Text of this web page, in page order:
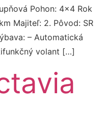
Pohon: 4×4 Rok
Majiteľ: 2. Pôvod: SR
– Automatická
volant […]